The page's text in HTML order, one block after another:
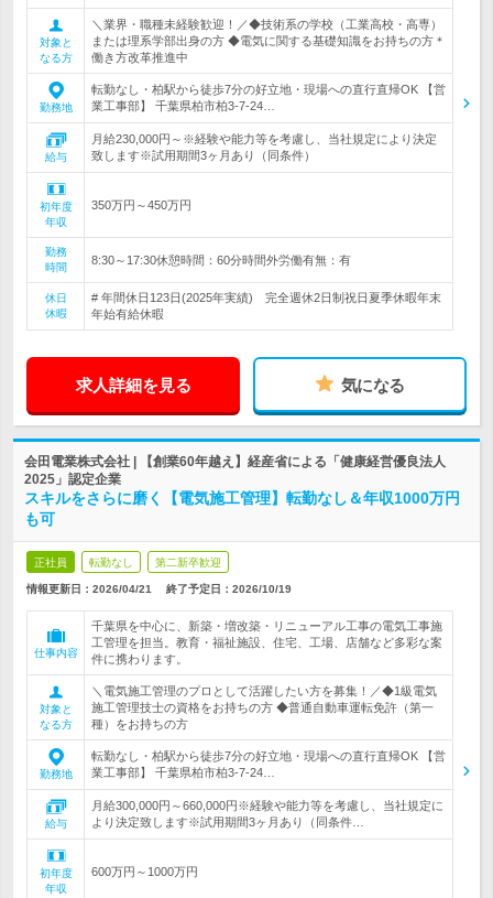
対象と
なる方
＼業界・職種未経験歓迎！／◆技術系の学校（工業高校・高専）
または理系学部出身の方 ◆電気に関する基礎知識をお持ちの方＊
働き方改革推進中
勤務地
転勤なし・柏駅から徒歩7分の好立地・現場への直行直帰OK 【営
業工事部】 千葉県柏市柏3-7-24…
給与
月給230,000円～※経験や能力等を考慮し、当社規定により決定
致します※試用期間3ヶ月あり（同条件）
初年度
年収
350万円～450万円
勤務
時間
8:30～17:30休憩時間：60分時間外労働有無：有
休日
休暇
# 年間休日123日(2025年実績) 完全週休2日制祝日夏季休暇年末
年始有給休暇
求人詳細を見る 気になる
会田電業株式会社 | 【創業60年越え】経産省による「健康経営優良法人
2025」認定企業
スキルをさらに磨く【電気施工管理】転勤なし＆年収1000万円
も可
正社員 転勤なし 第二新卒歓迎
情報更新日：2026/04/21 終了予定日： 2026/10/19
仕事内容
千葉県を中心に、新築・増改築・リニューアル工事の電気工事施
工管理を担当。教育・福祉施設、住宅、工場、店舗など多彩な案
件に携わります。
対象と
なる方
＼電気施工管理のプロとして活躍したい方を募集！／◆1級電気
施工管理技士の資格をお持ちの方 ◆普通自動車運転免許（第一
種）をお持ちの方
勤務地
転勤なし・柏駅から徒歩7分の好立地・現場への直行直帰OK 【営
業工事部】 千葉県柏市柏3-7-24…
給与
月給300,000円～660,000円※経験や能力等を考慮し、当社規定に
より決定致します※試用期間3ヶ月あり（同条件…
初年度
年収
600万円～1000万円